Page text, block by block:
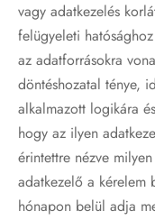
vagy adatkezelés
felügyeleti
az adatforrásokra
döntéshozatal ténye,
alkalmazott logikára
hogy az ilyen
érintettre nézve
adatkezelő a kérelem
hónapon belül adja